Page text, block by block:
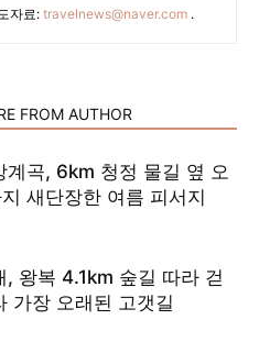
자료: travelnews@naver.com.
FROM AUTHOR
계곡, 6km 청정 물길 옆 오
새단장한 여름 피서지
, 왕복 4.1km 숲길 따라 걷
가장 오래된 고갯길